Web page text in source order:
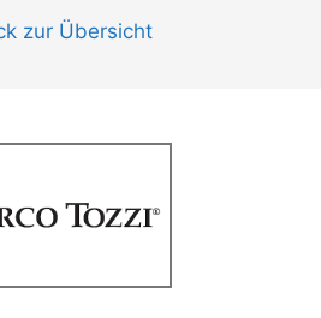
zur Übersicht